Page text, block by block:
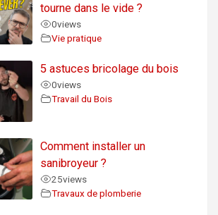
tourne dans le vide ?
0views
Vie pratique
5 astuces bricolage du bois
0views
Travail du Bois
Comment installer un
sanibroyeur ?
25views
Travaux de plomberie